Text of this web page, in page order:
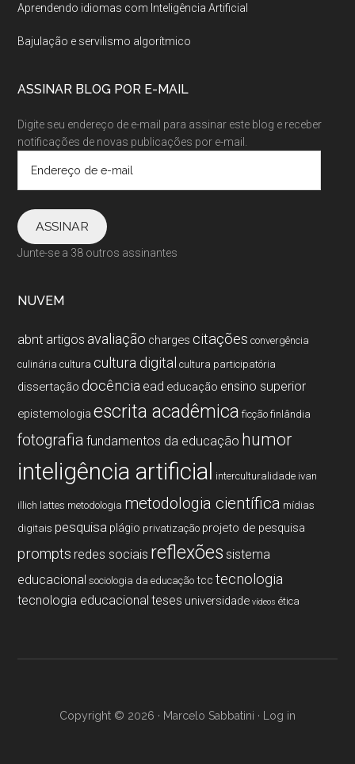
Aprendendo idiomas com Inteligência Artificial
Bajulação e servilismo algorítmico
ASSINAR BLOG POR E-MAIL
Digite seu endereço de e-mail para assinar este blog e receber
notificações de novas publicações por e-mail.
e-
mail
ASSINAR
Junte-se a 38 outros assinantes
NUVEM
abnt artigos avaliação charges citações convergência
culinária cultura cultura digital cultura participatória
dissertação docência ead educação ensino superior
epistemologia escrita acadêmica ficção finlândia
fotografia fundamentos da educação humor
inteligência artificial interculturalidade ivan
illich lattes metodologia metodologia cientí­fica mí­dias
digitais pesquisa plágio privatização projeto de pesquisa
prompts redes sociais reflexões sistema
educacional sociologia da educação tcc tecnologia
tecnologia educacional teses universidade vídeos ética
Copyright © 2026 · Marcelo Sabbatini · Log in